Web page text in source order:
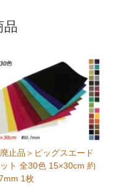
品
廃止品＞ピッグスエード
ト 全30色 15×30cm 約
1枚